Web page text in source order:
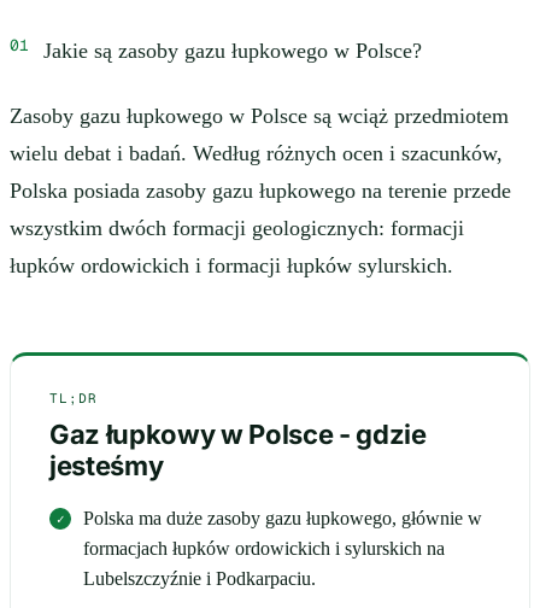
Jakie są zasoby gazu łupkowego w Polsce?
Zasoby gazu łupkowego w Polsce są wciąż przedmiotem
wielu debat i badań. Według różnych ocen i szacunków,
Polska posiada zasoby gazu łupkowego na terenie przede
wszystkim dwóch formacji geologicznych: formacji
łupków ordowickich i formacji łupków sylurskich.
TL;DR
Gaz łupkowy w Polsce - gdzie
jesteśmy
Polska ma duże zasoby gazu łupkowego, głównie w
formacjach łupków ordowickich i sylurskich na
Lubelszczyźnie i Podkarpaciu.